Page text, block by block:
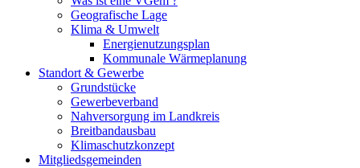
Geografische Lage
Klima & Umwelt
Energienutzungsplan
Kommunale Wärmeplanung
Standort & Gewerbe
Grundstücke
Gewerbeverband
Nahversorgung im Landkreis
Breitbandausbau
Klimaschutzkonzept
Mitgliedsgemeinden